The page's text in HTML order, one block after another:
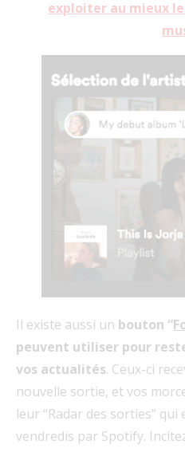
exploiter au mieux
Il existe aussi un bouton “
peuvent utiliser pour
vos actualités. Ceux-ci
nouvelle sortie, et vos
leur “Radar des sorties”
vendredis par Spotify.